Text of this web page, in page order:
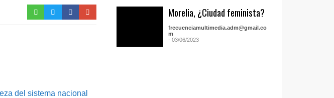
del sistema nacional
Morelia, ¿Ciudad feminista?
frecuenciamultimedia.adm@gmail.co
m
- 03/06/2023